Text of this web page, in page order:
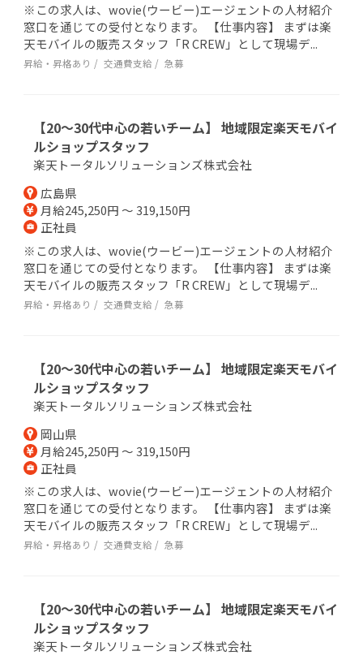
※この求人は、wovie(ウービー)エージェントの人材紹介
窓口を通じての受付となります。 【仕事内容】 まずは楽
天モバイルの販売スタッフ「R CREW」として現場デ...
昇給・昇格あり 交通費支給 急募
【20～30代中心の若いチーム】 地域限定楽天モバイ
ルショップスタッフ
楽天トータルソリューションズ株式会社
広島県
月給245,250円 ～ 319,150円
正社員
※この求人は、wovie(ウービー)エージェントの人材紹介
窓口を通じての受付となります。 【仕事内容】 まずは楽
天モバイルの販売スタッフ「R CREW」として現場デ...
昇給・昇格あり 交通費支給 急募
【20～30代中心の若いチーム】 地域限定楽天モバイ
ルショップスタッフ
楽天トータルソリューションズ株式会社
岡山県
月給245,250円 ～ 319,150円
正社員
※この求人は、wovie(ウービー)エージェントの人材紹介
窓口を通じての受付となります。 【仕事内容】 まずは楽
天モバイルの販売スタッフ「R CREW」として現場デ...
昇給・昇格あり 交通費支給 急募
【20～30代中心の若いチーム】 地域限定楽天モバイ
ルショップスタッフ
楽天トータルソリューションズ株式会社